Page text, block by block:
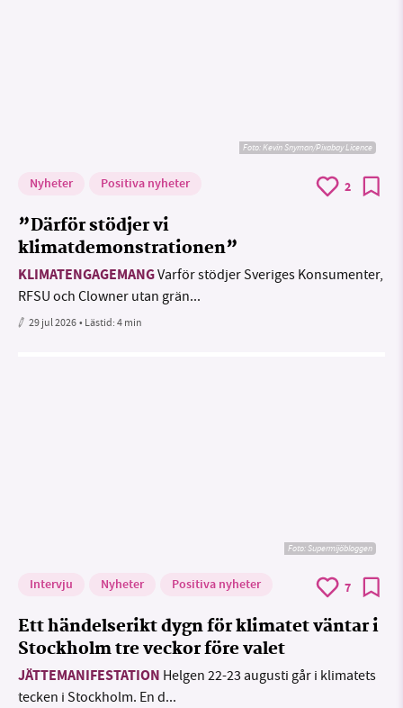
Foto:Kevin Snyman/Pixabay Licence
Nyheter Positiva nyheter 2
”Därför stödjer vi
klimatdemonstrationen”
KLIMATENGAGEMANGVarför stödjer Sveriges Konsumenter,
RFSU och Clowner utan grän...
29 jul 2026• Lästid:4 min
Foto: Supermijöbloggen
Intervju Nyheter Positiva nyheter 7
Ett händelserikt dygn för klimatet väntar i
Stockholm tre veckor före valet
JÄTTEMANIFESTATION Helgen 22-23 augusti går i klimatets
tecken i Stockholm. En d...